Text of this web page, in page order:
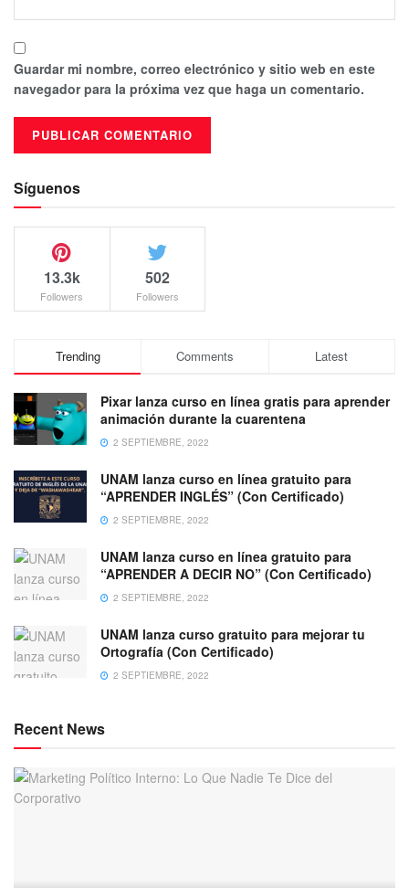
Guardar mi nombre, correo electrónico y sitio web en este
navegador para la próxima vez que haga un comentario.
Síguenos
13.3k
Followers
502
Followers
Trending Comments Latest
Pixar lanza curso en línea gratis para aprender
animación durante la cuarentena
2 SEPTIEMBRE, 2022
UNAM lanza curso en línea gratuito para
“APRENDER INGLÉS” (Con Certificado)
2 SEPTIEMBRE, 2022
UNAM lanza curso en línea gratuito para
“APRENDER A DECIR NO” (Con Certificado)
2 SEPTIEMBRE, 2022
UNAM lanza curso gratuito para mejorar tu
Ortografía (Con Certificado)
2 SEPTIEMBRE, 2022
Recent News